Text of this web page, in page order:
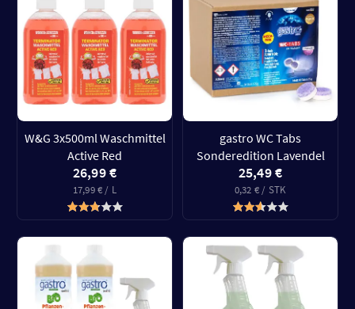
W&G 3x500ml Waschmittel
Active Red
26,99 €
17,99 € / L
gastro WC Tabs
Sonderedition Lavendel
25,49 €
0,32 € / STK